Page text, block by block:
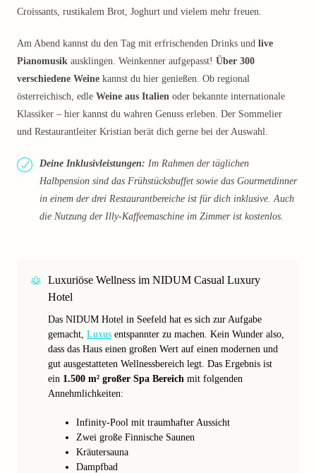
Croissants, rustikalem Brot, Joghurt und vielem mehr freuen.
Am Abend kannst du den Tag mit erfrischenden Drinks und live
Pianomusik ausklingen. Weinkenner aufgepasst! Über 300
verschiedene Weine kannst du hier genießen. Ob regional
österreichisch, edle Weine aus Italien oder bekannte internationale
Klassiker – hier kannst du wahren Genuss erleben. Der Sommelier
und Restaurantleiter Kristian berät dich gerne bei der Auswahl.
Deine Inklusivleistungen: Im Rahmen der täglichen
Halbpension sind das Frühstücksbuffet sowie das Gourmetdinner
in einem der drei Restaurantbereiche ist für dich inklusive. Auch
die Nutzung der Illy-Kaffeemaschine im Zimmer ist kostenlos.
Luxuriöse Wellness im NIDUM Casual Luxury
Hotel
Das NIDUM Hotel in Seefeld hat es sich zur Aufgabe
gemacht, Luxus entspannter zu machen. Kein Wunder also,
dass das Haus einen großen Wert auf einen modernen und
gut ausgestatteten Wellnessbereich legt. Das Ergebnis ist
ein 1.500 m² großer Spa Bereich mit folgenden
Annehmlichkeiten:
Infinity-Pool mit traumhafter Aussicht
Zwei große Finnische Saunen
Kräutersauna
Dampfbad